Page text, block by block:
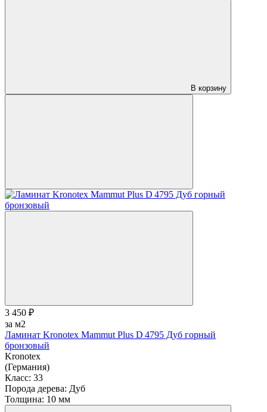
В корзину
3 450 ₽
за м2
Ламинат Kronotex Mammut Plus D 4795 Дуб горный
бронзовый
Kronotex
(Германия)
Класс: 33
Порода дерева: Дуб
Толщина: 10 мм